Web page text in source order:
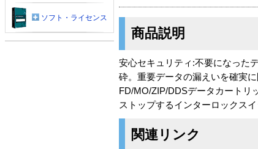
商品説明
安心セキュリティ:不要になった
砕。重要データの漏えいを確実
FD/MO/ZIP/DDSデータカートリ
ストップするインターロックスイ
関連リンク
ソフト・ライセンス